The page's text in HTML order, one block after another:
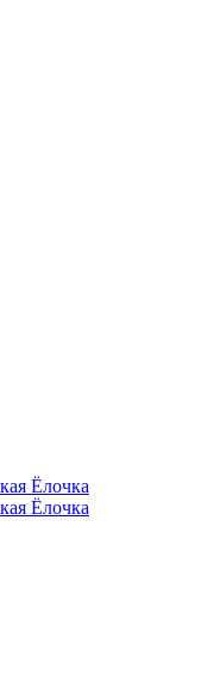
Ёлочка
Ёлочка